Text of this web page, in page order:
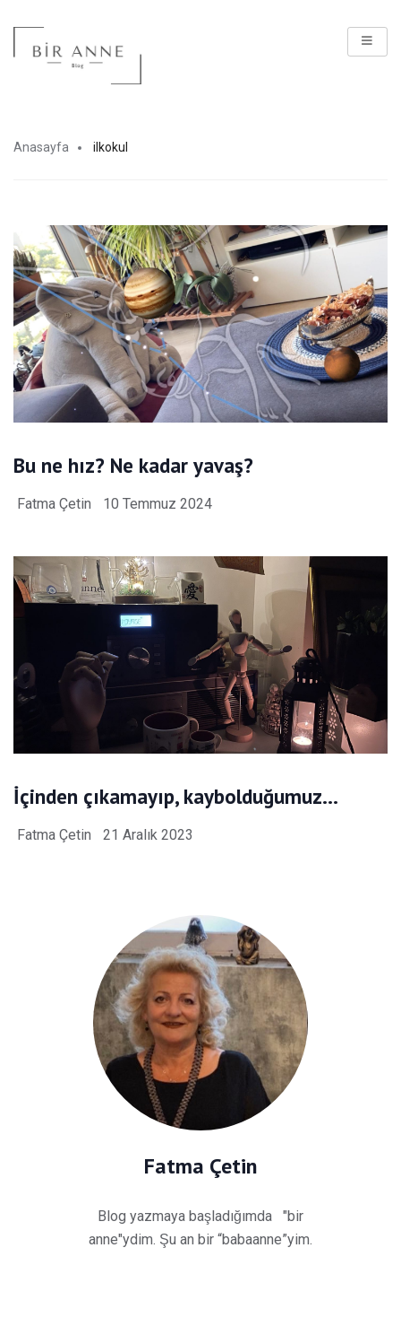
Anasayfa ilkokul
Bu ne hız? Ne kadar yavaş?
Fatma Çetin 10 Temmuz 2024
İçinden çıkamayıp, kaybolduğumuz…
Fatma Çetin 21 Aralık 2023
Fatma Çetin
Blog yazmaya başladığımda "bir
anne"ydim. Şu an bir “babaanne”yim.